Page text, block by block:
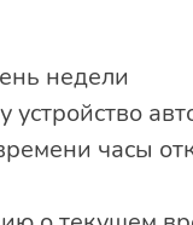
недели
устройство
часы